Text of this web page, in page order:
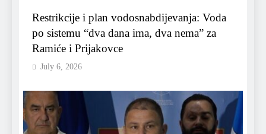
Restrikcije i plan vodosnabdijevanja: Voda
po sistemu “dva dana ima, dva nema” za
Ramiće i Prijakovce
July 6, 2026